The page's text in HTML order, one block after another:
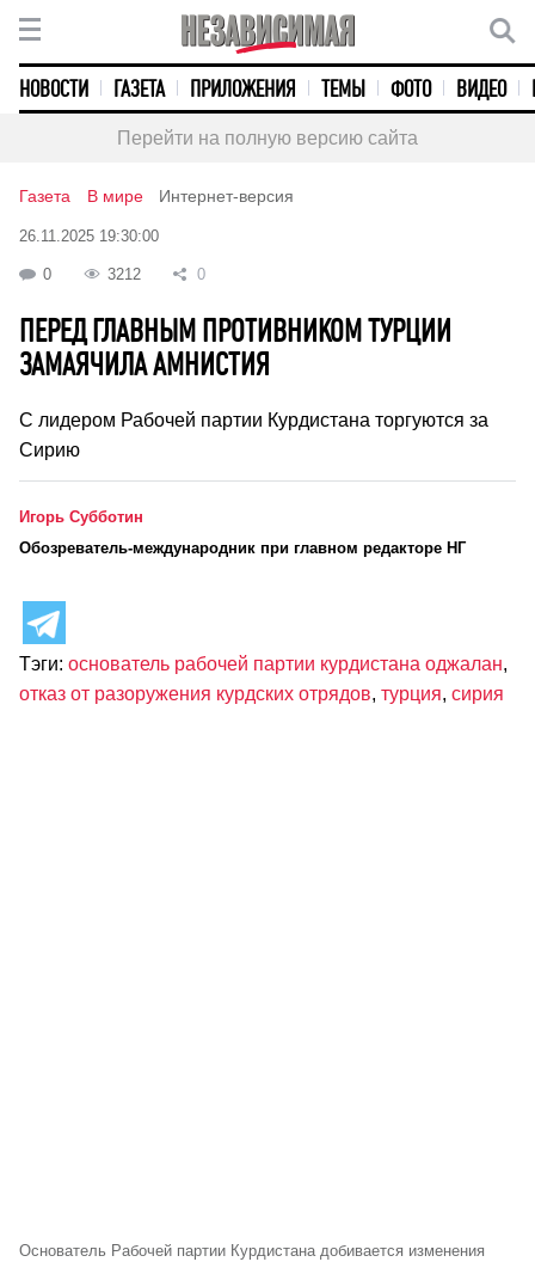
НОВОСТИ ГАЗЕТА ПРИЛОЖЕНИЯ ТЕМЫ ФОТО ВИДЕО
Перейти на полную версию сайта
Газета В мире Интернет-версия
26.11.2025 19:30:00
0 3212 0
ПЕРЕД ГЛАВНЫМ ПРОТИВНИКОМ ТУРЦИИ
ЗАМАЯЧИЛА АМНИСТИЯ
С лидером Рабочей партии Курдистана торгуются за
Сирию
Игорь Субботин
Обозреватель-международник при главном редакторе НГ
Тэги: основатель рабочей партии курдистана оджалан,
отказ от разоружения курдских отрядов, турция, сирия
Основатель Рабочей партии Курдистана добивается изменения